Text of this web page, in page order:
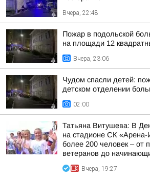
Вчера, 22:48
Пожар в подольской
на площади 12
Вчера, 23:06
Чудом спасли детей:
детском отделении
02:00
Татьяна Витушева: В
на стадионе СК «Арена-
более 200 человек – от
ветеранов до
Вчера, 19:27